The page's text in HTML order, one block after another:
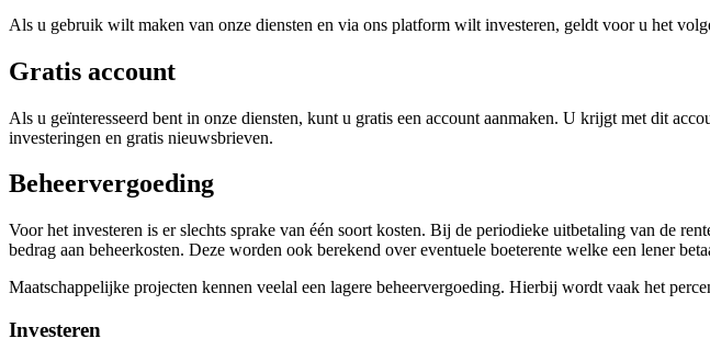
Als u gebruik wilt maken van onze diensten en via ons platform wilt investeren, geldt voor u het
Gratis account
Als u geïnteresseerd bent in onze diensten, kunt u gratis een account aanmaken. U krijgt met dit
investeringen en gratis nieuwsbrieven.
Beheervergoeding
Voor het investeren is er slechts sprake van één soort kosten. Bij de periodieke uitbetaling van de
bedrag aan beheerkosten. Deze worden ook berekend over eventuele boeterente welke een lener
Maatschappelijke projecten kennen veelal een lagere beheervergoeding. Hierbij wordt vaak het
Investeren